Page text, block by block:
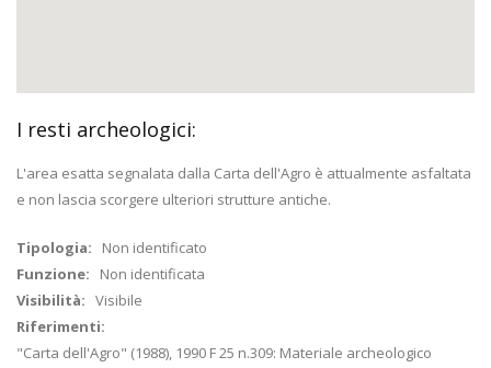
I resti archeologici:
L'area esatta segnalata dalla Carta dell'Agro è attualmente asfaltata
e non lascia scorgere ulteriori strutture antiche.
Tipologia: Non identificato
Funzione: Non identificata
Visibilità: Visibile
Riferimenti:
"Carta dell'Agro" (1988), 1990 F 25 n.309: Materiale archeologico